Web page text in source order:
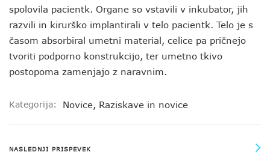
spolovila pacientk. Organe so vstavili v inkubator, jih
razvili in kirurško implantirali v telo pacientk. Telo je s
časom absorbiral umetni material, celice pa pričnejo
tvoriti podporno konstrukcijo, ter umetno tkivo
postopoma zamenjajo z naravnim.
Kategorija: Novice, Raziskave in novice
NASLEDNJI PRISPEVEK